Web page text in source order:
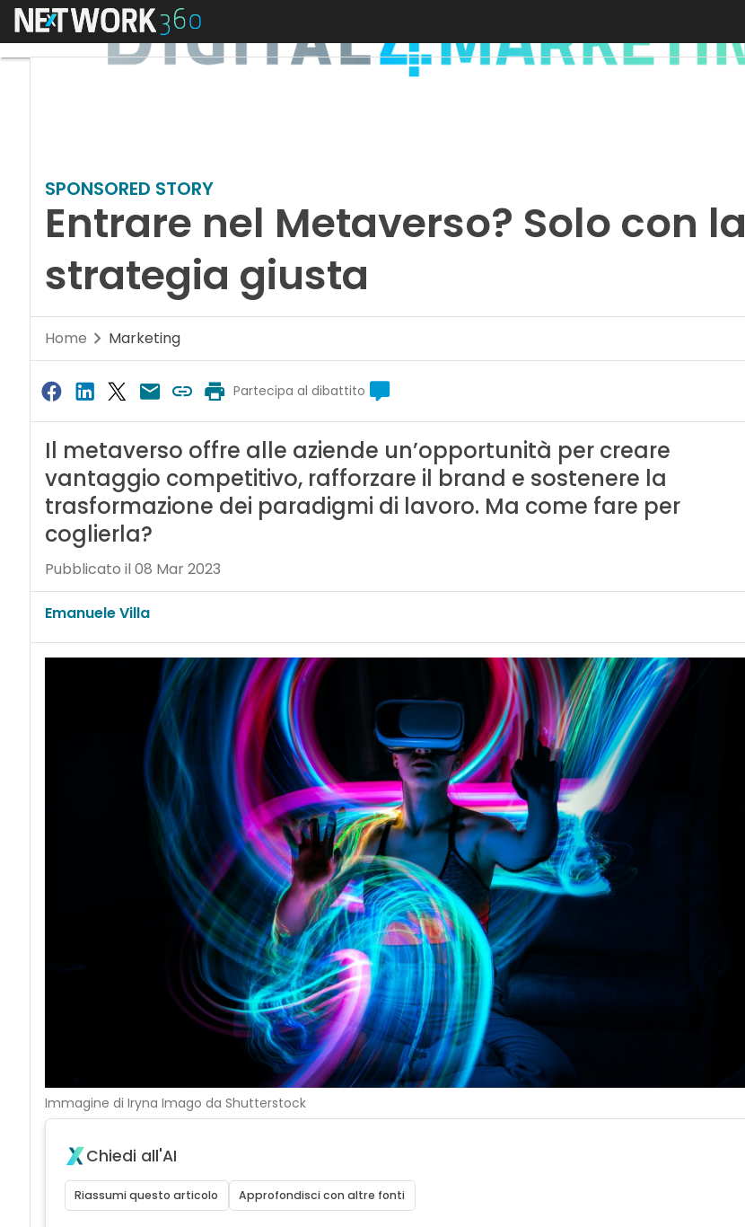
Menu
SPONSORED STORY
Entrare nel Metaverso? Solo con la
strategia giusta
Home Marketing
Partecipa al dibattito
Il metaverso offre alle aziende un’opportunità per creare
vantaggio competitivo, rafforzare il brand e sostenere la
trasformazione dei paradigmi di lavoro. Ma come fare per
coglierla?
Pubblicato il 08 Mar 2023
Emanuele Villa
Immagine di Iryna Imago da Shutterstock
Chiedi all'AI
Riassumi questo articolo Approfondisci con altre fonti